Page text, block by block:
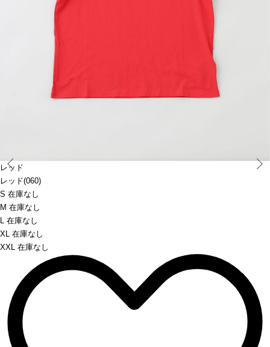
レッド
レッド(060)
S 在庫なし
M 在庫なし
L 在庫なし
XL 在庫なし
XXL 在庫なし